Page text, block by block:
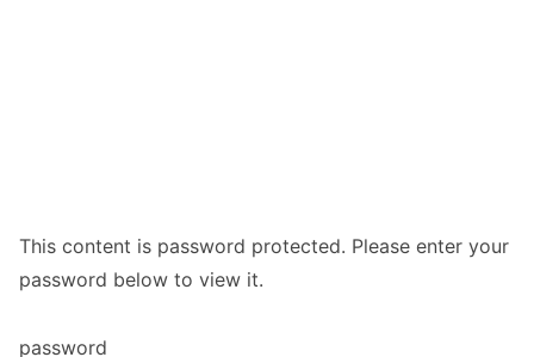
This content is password protected. Please enter your
password below to view it.
password